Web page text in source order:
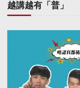
越講越有「普」